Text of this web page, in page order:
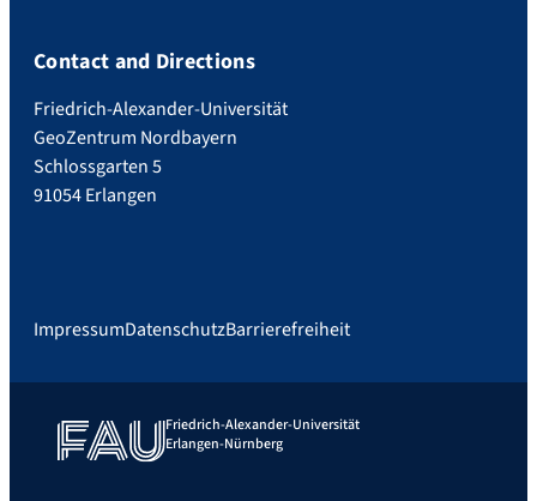
Contact and Directions
Friedrich-Alexander-Universität
GeoZentrum Nordbayern
Schlossgarten 5
91054 Erlangen
ImpressumDatenschutzBarrierefreiheit
Friedrich-Alexander-Universität
Erlangen-Nürnberg